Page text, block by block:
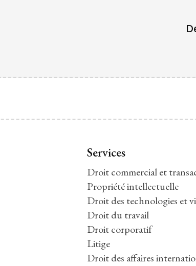
Services
Droit commercial et
Propriété intellectuelle
Droit des technologies et
Droit du travail
Droit corporatif
Litige
Droit des affaires